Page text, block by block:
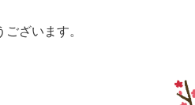
ざいます。